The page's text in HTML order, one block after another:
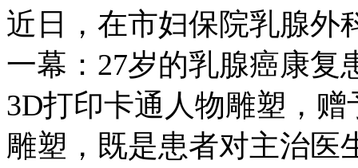
近日，在市妇保院乳腺外
一幕：27岁的乳腺癌康复
3D打印卡通人物雕塑，
雕塑，既是患者对主治医